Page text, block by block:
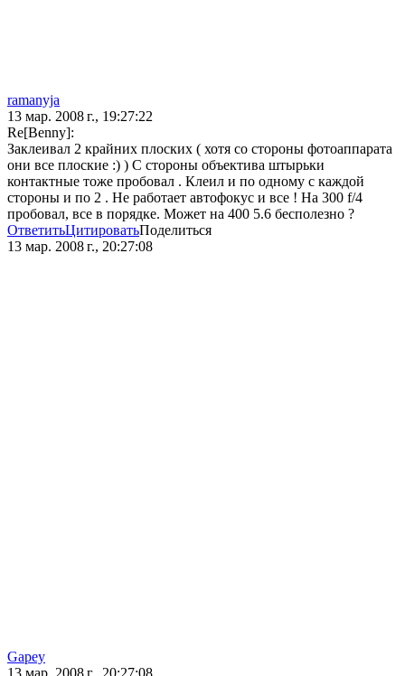
ramanyja
13 мар. 2008 г., 19:27:22
Re[Benny]:
Заклеивал 2 крайних плоских ( хотя со стороны фотоаппарата
они все плоские :) ) С стороны объектива штырьки
контактные тоже пробовал . Клеил и по одному с каждой
стороны и по 2 . Не работает автофокус и все ! На 300 f/4
пробовал, все в порядке. Может на 400 5.6 бесполезно ?
ОтветитьЦитироватьПоделиться
13 мар. 2008 г., 20:27:08
Gapey